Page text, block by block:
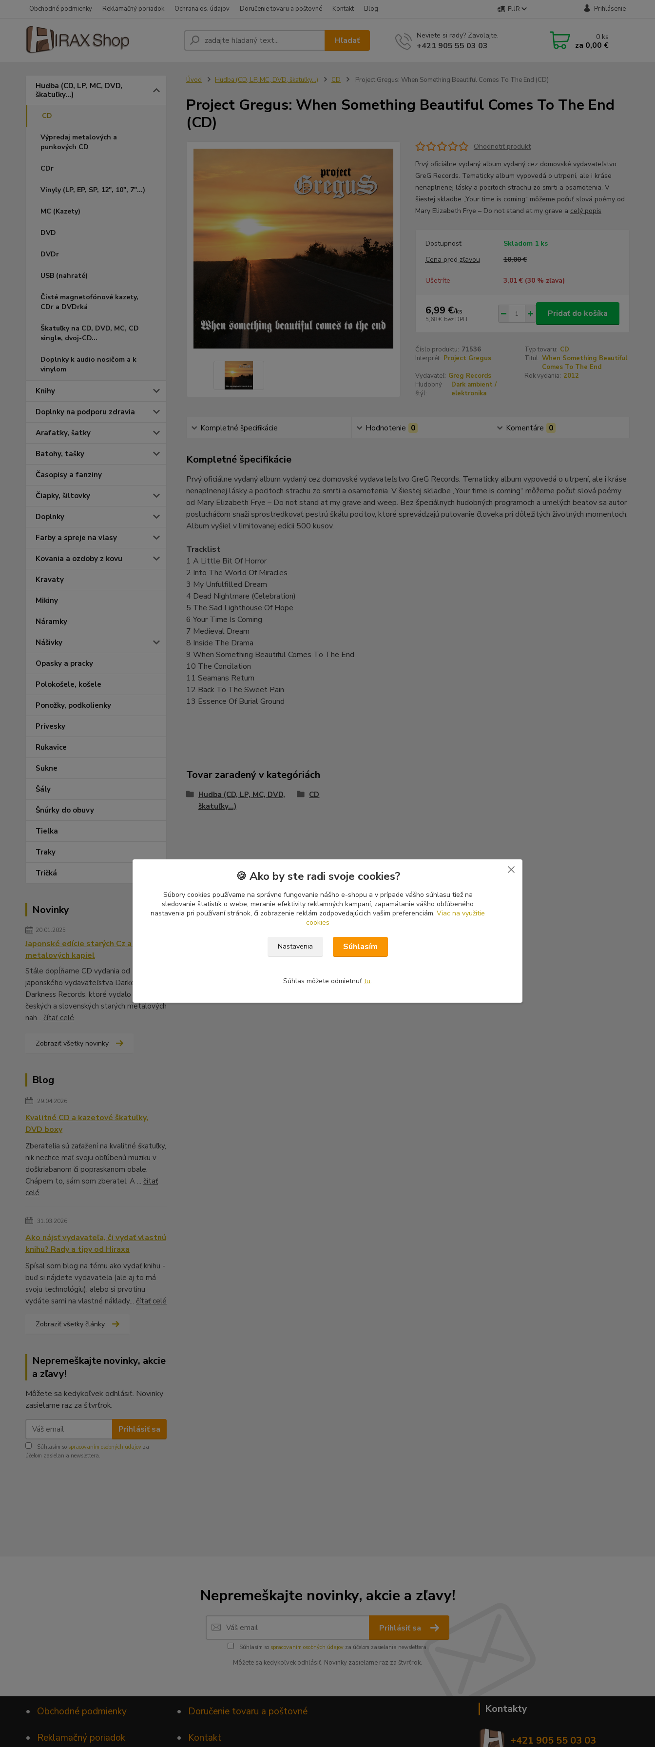
Obchodné podmienky Reklamačný poriadok Ochrana os. údajov Doručenie tovaru a poštovné Kontakt Blog EUR Prihlásenie
Hľadať Neviete si rady? Zavolajte.
+421 905 55 03 03
0 ks
za 0,00 €
Hudba (CD, LP, MC, DVD,
škatuľky...)
CD
Výpredaj metalových a
punkových CD
CDr
Vinyly (LP, EP, SP, 12", 10", 7"...)
MC (Kazety)
DVD
DVDr
USB (nahraté)
Čisté magnetofónové kazety,
CDr a DVDrká
Škatuľky na CD, DVD, MC, CD
single, dvoj-CD...
Doplnky k audio nosičom a k
vinylom
Knihy
Doplnky na podporu zdravia
Arafatky, šatky
Batohy, tašky
Časopisy a fanziny
Čiapky, šiltovky
Doplnky
Farby a spreje na vlasy
Kovania a ozdoby z kovu
Kravaty
Mikiny
Náramky
Nášivky
Opasky a pracky
Polokošele, košele
Ponožky, podkolienky
Prívesky
Rukavice
Sukne
Šály
Šnúrky do obuvy
Tielka
Traky
Tričká
Novinky
20.01.2025
Japonské edície starých Cz a Sk
metalových kapiel
Stále dopĺňame CD vydania od
japonského vydavateľstva Darker Than
Darkness Records, ktoré vydalo množstvo
českých a slovenských starých metalových
nah... čítať celé
Zobraziť všetky novinky
Blog
29.04.2026
Kvalitné CD a kazetové škatuľky,
DVD boxy
Zberatelia sú zaťažení na kvalitné škatuľky,
nik nechce mať svoju obľúbenú muziku v
doškriabanom či popraskanom obale.
Chápem to, sám som zberateľ. A ... čítať
celé
31.03.2026
Ako nájsť vydavateľa, či vydať vlastnú
knihu? Rady a tipy od Hiraxa
Spísal som blog na tému ako vydať knihu -
buď si nájdete vydavateľa (ale aj to má
svoju technológiu), alebo si prvotinu
vydáte sami na vlastné náklady... čítať celé
Zobraziť všetky články
Nepremeškajte novinky, akcie
a zľavy!
Môžete sa kedykoľvek odhlásiť. Novinky
zasielame raz za štvrťrok.
Prihlásiť sa
Súhlasím so spracovaním osobných údajov za
účelom zasielania newslettera.
Úvod Hudba (CD, LP, MC, DVD, škatuľky...) CD Project Gregus: When Something Beautiful Comes To The End (CD)
Project Gregus: When Something Beautiful Comes To The End
(CD)
Ohodnotiť produkt
Prvý oficiálne vydaný album vydaný cez domovské vydavateľstvo
GreG Records. Tematicky album vypovedá o utrpení, ale i kráse
nenaplnenej lásky a pocitoch strachu zo smrti a osamotenia. V
šiestej skladbe „Your time is coming“ môžeme počuť slová poémy od
Mary Elizabeth Frye – Do not stand at my grave a celý popis
Dostupnosť
Skladom 1 ks
Cena pred zľavou
10,00 €
Ušetríte 3,01 € (30% zľava)
6,99 €/ks
5,68 € bez DPH
Pridať do košíka
Číslo produktu: 71536 Typ tovaru: CD
Interprét: Project Gregus Titul: When Something Beautiful
Comes To The End
Vydavateľ: Greg Records Rok vydania: 2012
Hudobný
štýl:
Dark ambient /
elektronika
Kompletné špecifikácie Hodnotenie 0 Komentáre 0
Kompletné špecifikácie
Prvý oficiálne vydaný album vydaný cez domovské vydavateľstvo GreG Records. Tematicky album vypovedá o utrpení, ale i kráse
nenaplnenej lásky a pocitoch strachu zo smrti a osamotenia. V šiestej skladbe „Your time is coming“ môžeme počuť slová poémy
od Mary Elizabeth Frye – Do not stand at my grave and weep. Bez špeciálnych hudobných programoch a umelých beatov sa autor
poslucháčom snaží sprostredkovať pestrú škálu pocitov, ktoré sprevádzajú putovanie človeka pri dôležitých životných momentoch.
Album vyšiel v limitovanej edícii 500 kusov.
Tracklist
1 A Little Bit Of Horror
2 Into The World Of Miracles
3 My Unfulfilled Dream
4 Dead Nightmare (Celebration)
5 The Sad Lighthouse Of Hope
6 Your Time Is Coming
7 Medieval Dream
8 Inside The Drama
9 When Something Beautiful Comes To The End
10 The Concilation
11 Seamans Return
12 Back To The Sweet Pain
13 Essence Of Burial Ground
Tovar zaradený v kategóriách
Hudba (CD, LP, MC, DVD,
škatuľky...)
CD
Nepremeškajte novinky, akcie a zľavy!
Prihlásiť sa
Súhlasím so spracovaním osobných údajovza účelom zasielania newslettera.
Môžete sa kedykoľvek odhlásiť. Novinky zasielame raz za štvrťrok.
• Obchodné podmienky
• Reklamačný poriadok
• Doručenie tovaru a poštovné
• Kontakt
Kontakty
+421 905 55 03 03
🍪 Ako by ste radi svoje cookies?
Súbory cookies používame na správne fungovanie nášho e-shopu a v prípade vášho súhlasu tiež na
sledovanie štatistík o webe, meranie efektivity reklamných kampaní, zapamätanie vášho obľúbeného
nastavenia pri používaní stránok, či zobrazenie reklám zodpovedajúcich vašim preferenciám. Viac na využitie
cookies
Nastavenia Súhlasím
Súhlas môžete odmietnuť tu.